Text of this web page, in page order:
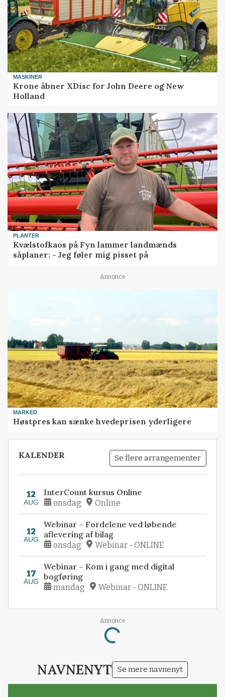
MASKINER
Krone åbner XDisc for John Deere og New
Holland
PLANTER
Kvælstofkaos på Fyn lammer landmænds
såplaner: - Jeg føler mig pisset på
Annonce
MARKED
Høstpres kan sænke hvedeprisen yderligere
KALENDER Se flere arrangementer
12
AUG
InterCount kursus Online
onsdag Online
12
AUG
Webinar – Fordelene ved løbende
aflevering af bilag
onsdag Webinar - ONLINE
17
AUG
Webinar – Kom i gang med digital
bogføring
mandag Webinar - ONLINE
Annonce
Loading...
NAVNENYT Se mere navnenyt